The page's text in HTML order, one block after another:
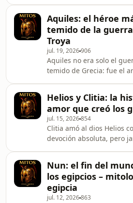
antigüedad. Conviértete
supporter de este
https://www.spreaker.com/
guerra de Troya, su duelo
qué su muerte marca el
fin de la ciudad. Ideal para
aman la mitología griega y
historias de héroes
licensed through
KQXPWVGDVYTQDBZ6,
RF0KAWTRBNBA7MDH,
Aquiles: el héroe
temido de la
Troya
jul. 19, 2026906
Aquiles no era solo el
temido de Grecia: fue el
completa, desde su talón
hasta la batalla que
Si te apasiona la mitología
guerra de Troya y los
este relato te lleva paso a
vida y la muerte del
mundo antiguo. Conviér
Helios y Clitia: la
amor que creó los
jul. 15, 2026854
Clitia amó al dios Helios
devoción absoluta, pero
enteros sin comer ni
siguiendo con la mirada el
del sol hasta que su
ser humano.En este
Nun: el fin del
los egipcios –
egipcia
jul. 12, 2026863